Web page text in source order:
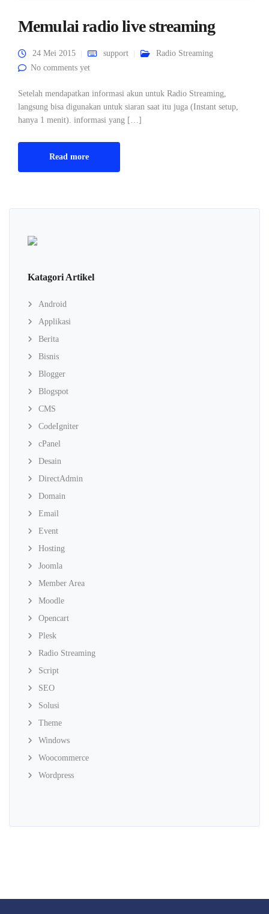
Memulai radio live streaming
24 Mei 2015 support
Radio Streaming
No comments yet
Setelah mendapatkan informasi akun untuk Radio Streaming,
langsung bisa digunakan untuk siaran saat itu juga (Instant setup,
hanya 1 menit). informasi yang […]
Read more
Katagori Artikel
Android
Applikasi
Berita
Bisnis
Blogger
Blogspot
CMS
CodeIgniter
cPanel
Desain
DirectAdmin
Domain
Email
Event
Hosting
Joomla
Member Area
Moodle
Opencart
Plesk
Radio Streaming
Script
SEO
Solusi
Theme
Windows
Woocommerce
Wordpress